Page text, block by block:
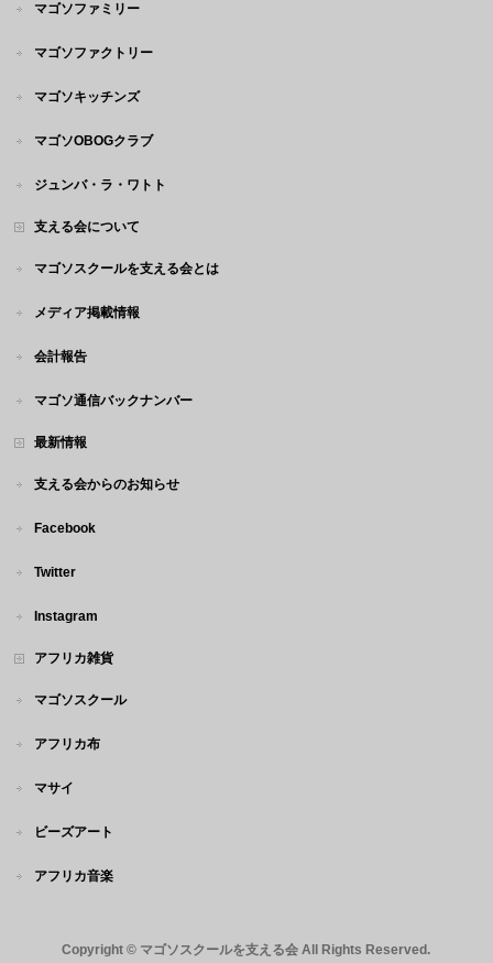
マゴソファミリー
マゴソファクトリー
マゴソキッチンズ
マゴソOBOGクラブ
ジュンバ・ラ・ワトト
支える会について
マゴソスクールを支える会とは
メディア掲載情報
会計報告
マゴソ通信バックナンバー
最新情報
支える会からのお知らせ
Facebook
Twitter
Instagram
アフリカ雑貨
マゴソスクール
アフリカ布
マサイ
ビーズアート
アフリカ音楽
Copyright © マゴソスクールを支える会 All Rights Reserved.